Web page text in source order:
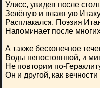
Улисс, увидев после
Зелёную и влажную
Расплакался. Поэзия
Напоминает после
А также бесконечное
Воды непостоянной, и
Не повторим по-
Он и другой, как вечности